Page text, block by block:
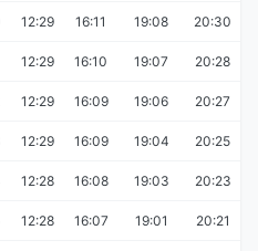
12:29 16:11 19:08 20:30
12:29 16:10 19:07 20:28
12:29 16:09 19:06 20:27
12:29 16:09 19:04 20:25
12:28 16:08 19:03 20:23
12:28 16:07 19:01 20:21